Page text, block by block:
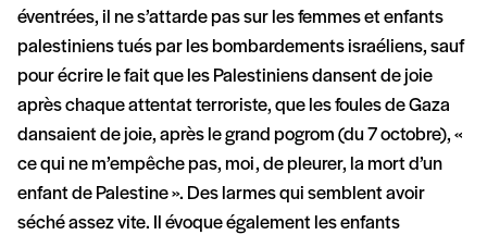
éventrées, il ne s’attarde pas sur les femmes et enfants
palestiniens tués par les bombardements israéliens, sauf
pour écrire le fait que les Palestiniens dansent de joie
après chaque attentat terroriste, que les foules de Gaza
dansaient de joie, après le grand pogrom (du 7 octobre), «
ce qui ne m’empêche pas, moi, de pleurer, la mort d’un
enfant de Palestine ». Des larmes qui semblent avoir
séché assez vite. Il évoque également les enfants